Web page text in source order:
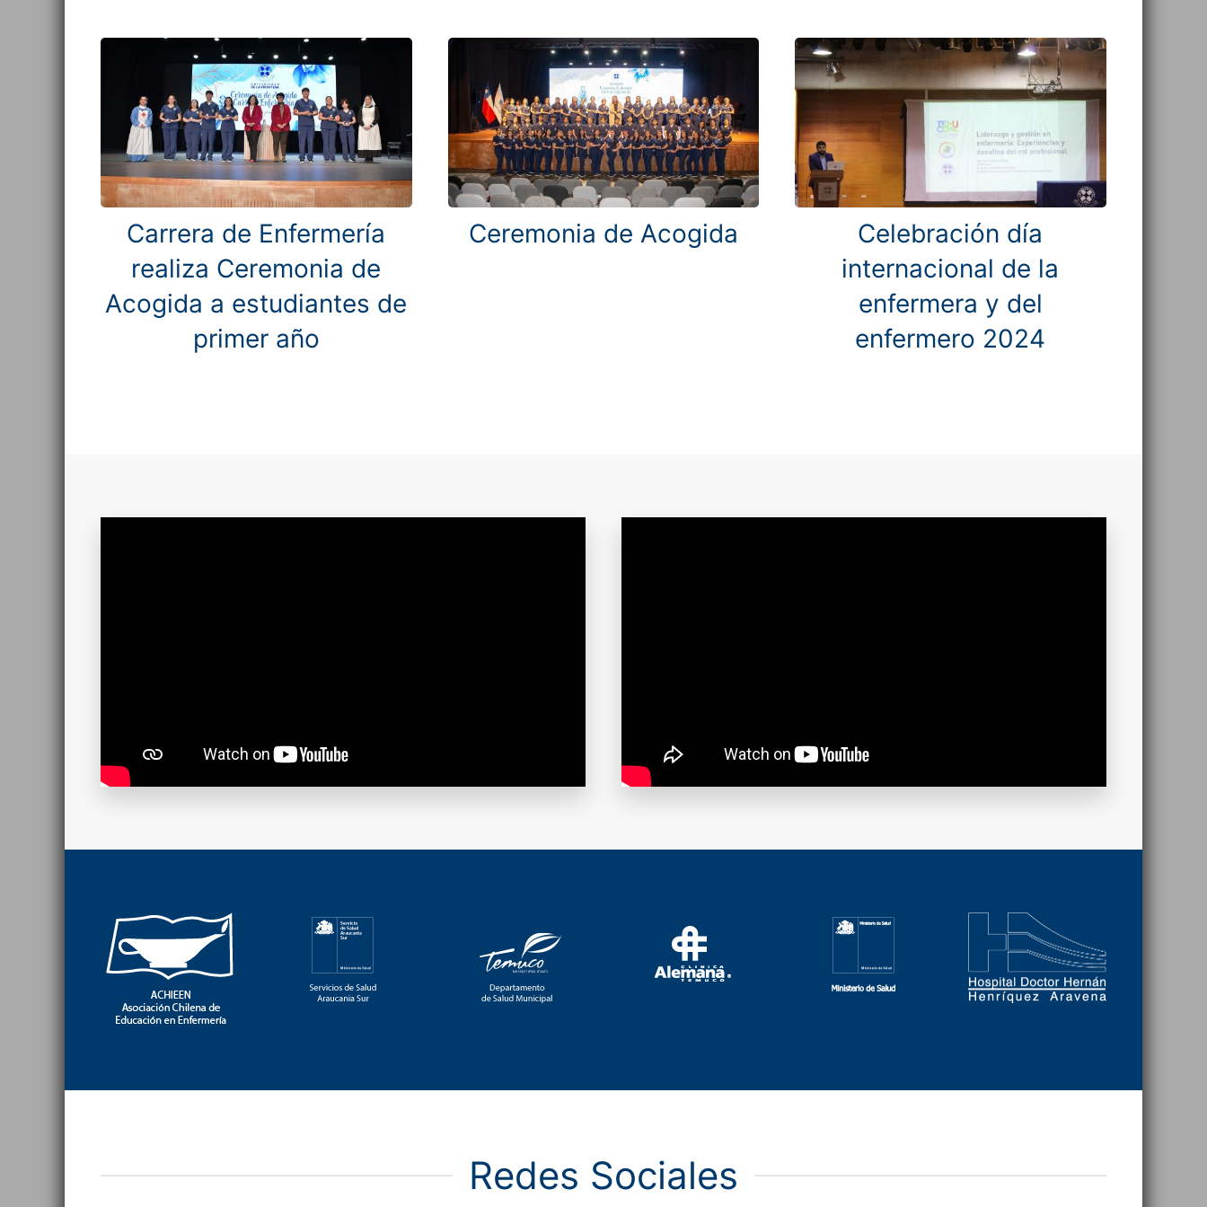
Carrera de Enfermería
realiza Ceremonia de
Acogida a estudiantes de
primer año
Ceremonia de Acogida
Celebración día
internacional de la
enfermera y del
enfermero 2024
Redes Sociales